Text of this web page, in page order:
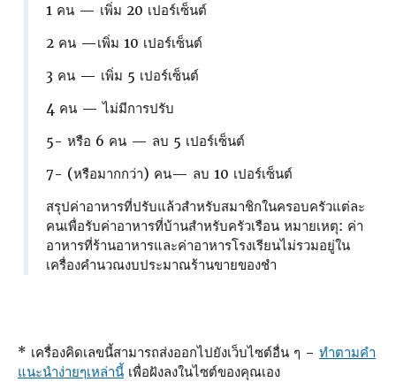
1 คน — เพิ่ม 20 เปอร์เซ็นต์
2 คน —เพิ่ม 10 เปอร์เซ็นต์
3 คน — เพิ่ม 5 เปอร์เซ็นต์
4 คน — ไม่มีการปรับ
5- หรือ 6 คน — ลบ 5 เปอร์เซ็นต์
7- (หรือมากกว่า) คน— ลบ 10 เปอร์เซ็นต์
สรุปค่าอาหารที่ปรับแล้วสําหรับสมาชิกในครอบครัวแต่ละ
คนเพื่อรับค่าอาหารที่บ้านสําหรับครัวเรือน หมายเหตุ: ค่า
อาหารที่ร้านอาหารและค่าอาหารโรงเรียนไม่รวมอยู่ใน
เครื่องคํานวณงบประมาณร้านขายของชํา
* เครื่องคิดเลขนี้สามารถส่งออกไปยังเว็บไซต์อื่น ๆ – ทําตามคํา
แนะนําง่ายๆเหล่านี้ เพื่อฝังลงในไซต์ของคุณเอง